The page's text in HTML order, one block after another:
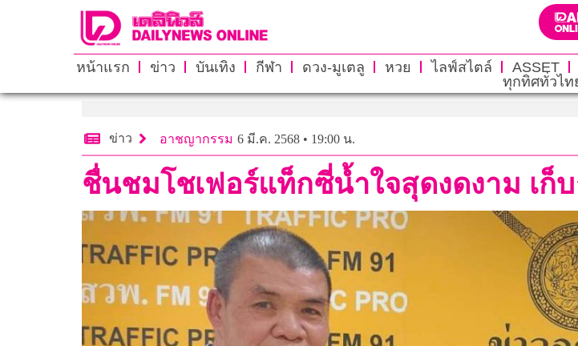
หน้าแรก ข่าว บันเทิง กีฬา ดวง-มูเตลู หวย ไลฟ์สไตล์ ASSET
ทุกทิศทั่วไท
ข่าว อาชญากรรม 6 มี.ค. 2568 • 19:00 น.
ชื่นชมโชเฟอร์แท็กซี่น้ำใจสุดงดงาม เก็